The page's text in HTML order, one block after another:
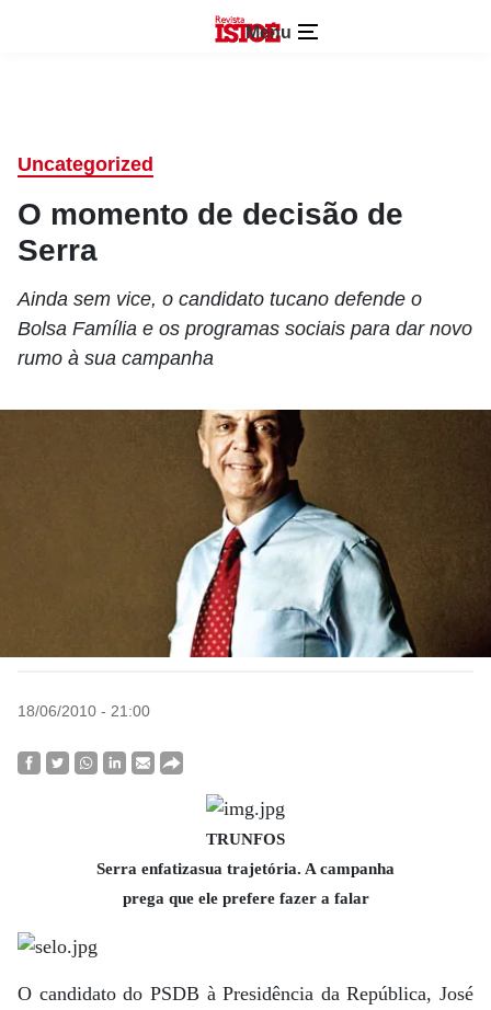
Menu
Uncategorized
O momento de decisão de
Serra
Ainda sem vice, o candidato tucano defende o
Bolsa Família e os programas sociais para dar novo
rumo à sua campanha
18/06/2010 - 21:00
TRUNFOS
Serra enfatizasua trajetória. A campanha
prega que ele prefere fazer a falar
O candidato do PSDB à Presidência da República, José